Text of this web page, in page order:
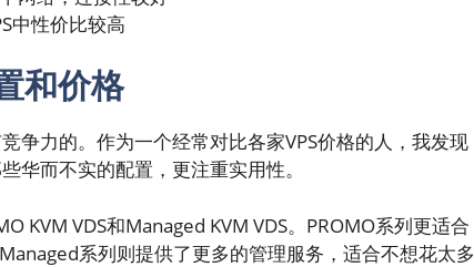
中性价比较高
和价格
争力的。作为一个经常对比各家VPS价格的人，我发现
华而不实的配置，更注重实用性。
KVM VDS和Managed KVM VDS。PROMO系列更适合
系列则提供了更多的管理服务，适合不想花太多